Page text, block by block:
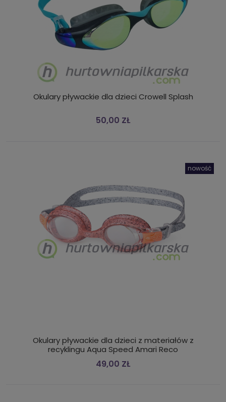
Okulary pływackie dla dzieci Crowell Splash
50,00 ZŁ
Okulary pływackie dla dzieci z materiałów z
recyklingu Aqua Speed Amari Reco
49,00 ZŁ
nowość